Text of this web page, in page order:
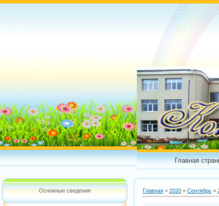
Главная
Основные сведения Главная » 2020 » Сентябрь »